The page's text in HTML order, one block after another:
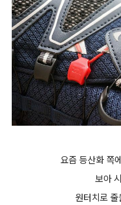
요즘 등산화 쪽
보아
원터치로